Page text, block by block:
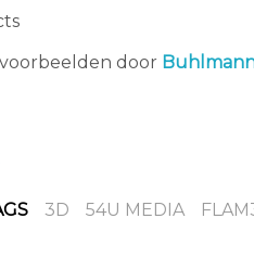
door
3D 54U MEDIA